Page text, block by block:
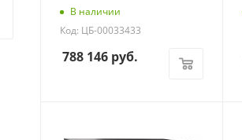
В наличии
Код: ЦБ-00033433
788 146 руб.